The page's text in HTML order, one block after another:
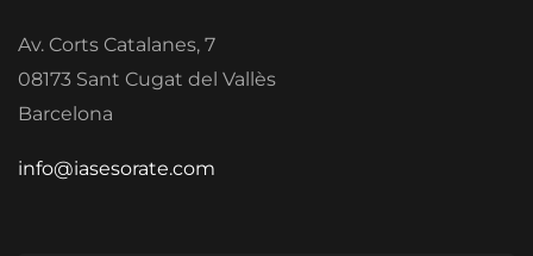
Av. Corts Catalanes, 7
08173 Sant Cugat del Vallès
Barcelona
info@iasesorate.com